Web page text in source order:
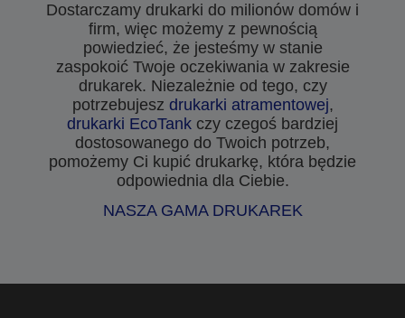
Dostarczamy drukarki do milionów domów i
firm, więc możemy z pewnością
powiedzieć, że jesteśmy w stanie
zaspokoić Twoje oczekiwania w zakresie
drukarek. Niezależnie od tego, czy
potrzebujesz drukarki atramentowej,
drukarki EcoTank czy czegoś bardziej
dostosowanego do Twoich potrzeb,
pomożemy Ci kupić drukarkę, która będzie
odpowiednia dla Ciebie.
NASZA GAMA DRUKAREK